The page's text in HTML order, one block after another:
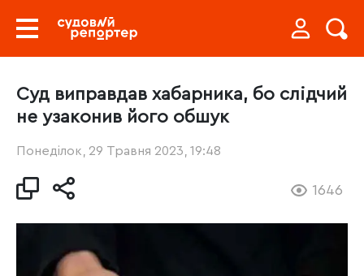
Суд виправдав хабарника, бо слідчий
не узаконив його обшук
Понеділок, 29 Травня 2023, 19:48
1646